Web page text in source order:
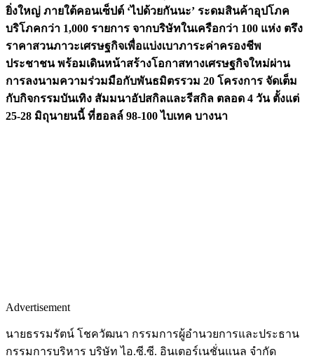
ยิ่งใหญ่ ภายใต้คอนเซ็ปต์ ‘ไปด้วยกันนะ’ ระดมสินค้าอุปโภค
บริโภคกว่า 1,000 รายการ จากบริษัทในเครือกว่า 100 แห่ง ตรึง
ราคาสวนภาวะเศรษฐกิจเพื่อแบ่งเบาภาระค่าครองชีพ
ประชาชน พร้อมเดินหน้าสร้างโอกาสทางเศรษฐกิจใหม่ผ่าน
การลงนามความร่วมมือกับพันธมิตรรวม 20 โครงการ จัดเต็ม
กับกิจกรรมบันเทิง สัมมนาอัปสกิลและรีสกิล ตลอด 4 วัน ตั้งแต่
25-28 มิถุนายนนี้ ที่ฮอลล์ 98-100 ไบเทค บางนา
Advertisement
นายธรรมรัตน์ โชควัฒนา กรรมการผู้อำนวยการและประธาน
กรรมการบริหาร บริษัท ไอ.ซี.ซี. อินเตอร์เนชั่นแนล จำกัด